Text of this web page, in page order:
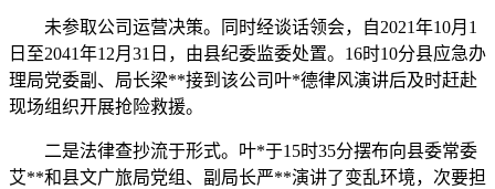
未参取公司运营决策。同时经谈话领会，自2021年10月1
日至2041年12月31日，由县纪委监委处置。16时10分县应急办
理局党委副、局长梁**接到该公司叶*德律风演讲后及时赶赴
现场组织开展抢险救援。
二是法律查抄流于形式。叶*于15时35分摆布向县委常委
艾**和县文广旅局党组、副局长严**演讲了变乱环境，次要担